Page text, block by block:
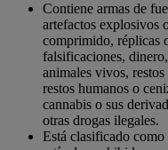
Contiene armas de
artefactos explosivos
comprimido, réplicas
falsificaciones,
animales vivos,
restos humanos o
cannabis o sus
otras drogas ilegales.
Está clasificado